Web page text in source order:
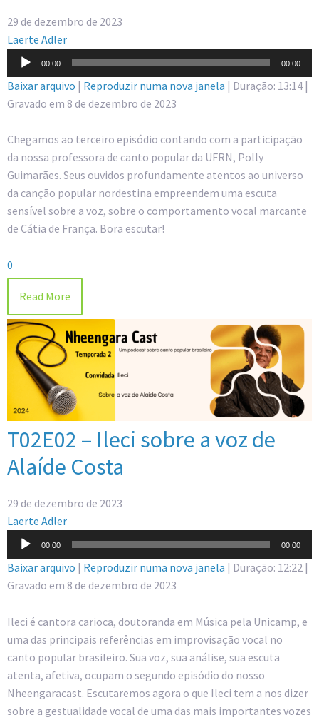
29 de dezembro de 2023
Laerte Adler
Tocador
de
áudio
00:00 00:00
Baixar arquivo | Reproduzir numa nova janela | Duração: 13:14 |
Gravado em 8 de dezembro de 2023
Chegamos ao terceiro episódio contando com a participação
da nossa professora de canto popular da UFRN, Polly
Guimarães. Seus ouvidos profundamente atentos ao universo
da canção popular nordestina empreendem uma escuta
sensível sobre a voz, sobre o comportamento vocal marcante
de Cátia de França. Bora escutar!
0
Read More
T02E02 – Ileci sobre a voz de
Alaíde Costa
29 de dezembro de 2023
Laerte Adler
Tocador
de
áudio
00:00 00:00
Baixar arquivo | Reproduzir numa nova janela | Duração: 12:22 |
Gravado em 8 de dezembro de 2023
Ileci é cantora carioca, doutoranda em Música pela Unicamp, e
uma das principais referências em improvisação vocal no
canto popular brasileiro. Sua voz, sua análise, sua escuta
atenta, afetiva, ocupam o segundo episódio do nosso
Nheengaracast. Escutaremos agora o que Ileci tem a nos dizer
sobre a gestualidade vocal de uma das mais importantes vozes